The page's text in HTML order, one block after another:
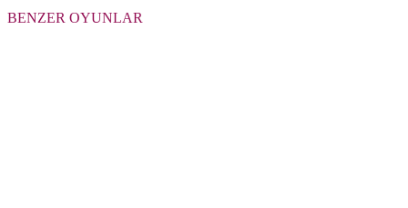
BENZER OYUNLAR